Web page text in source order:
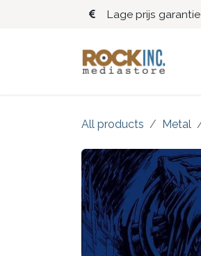
Overslaan naar inhoud
Lage prijs garantie
All products Metal